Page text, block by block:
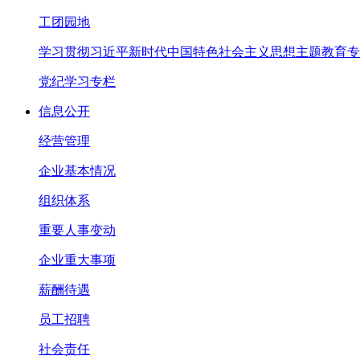
工团园地
学习贯彻习近平新时代中国特色社会主义思想主题教育
党纪学习专栏
信息公开
经营管理
企业基本情况
组织体系
重要人事变动
企业重大事项
薪酬待遇
员工招聘
社会责任